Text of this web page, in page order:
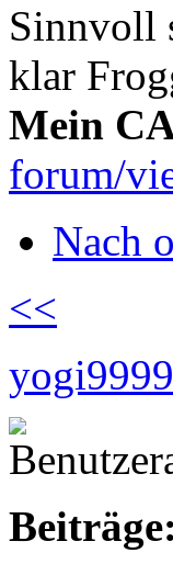
Sinnvoll
klar
Mein
forum/
Nach
<<
yogi9999
Beiträge: